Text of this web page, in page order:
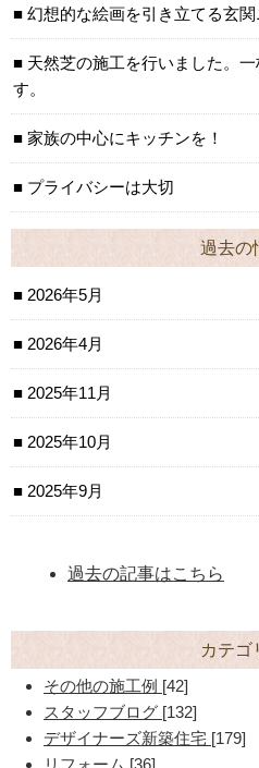
幻想的な絵画を引き立てる玄
天然芝の施工を行いました。
す。
家族の中心にキッチンを！
プライバシーは大切
過去の
2026年5月
2026年4月
2025年11月
2025年10月
2025年9月
過去の記事はこちら
カテゴ
その他の施工例 [42]
スタッフブログ [132]
デザイナーズ新築住宅 [179]
リフォーム [36]